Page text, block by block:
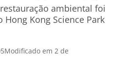
ambiental foi
Kong Science Park
Modificado em 2 de